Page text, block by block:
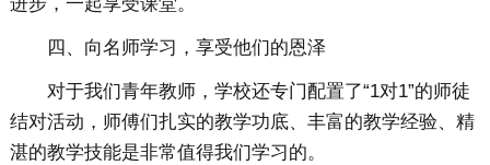
四、向名师学习，享受他们的恩泽
对于我们青年教师，学校还专门配置了“1对1”的师徒
结对活动，师傅们扎实的教学功底、丰富的教学经验、精
湛的教学技能是非常值得我们学习的。